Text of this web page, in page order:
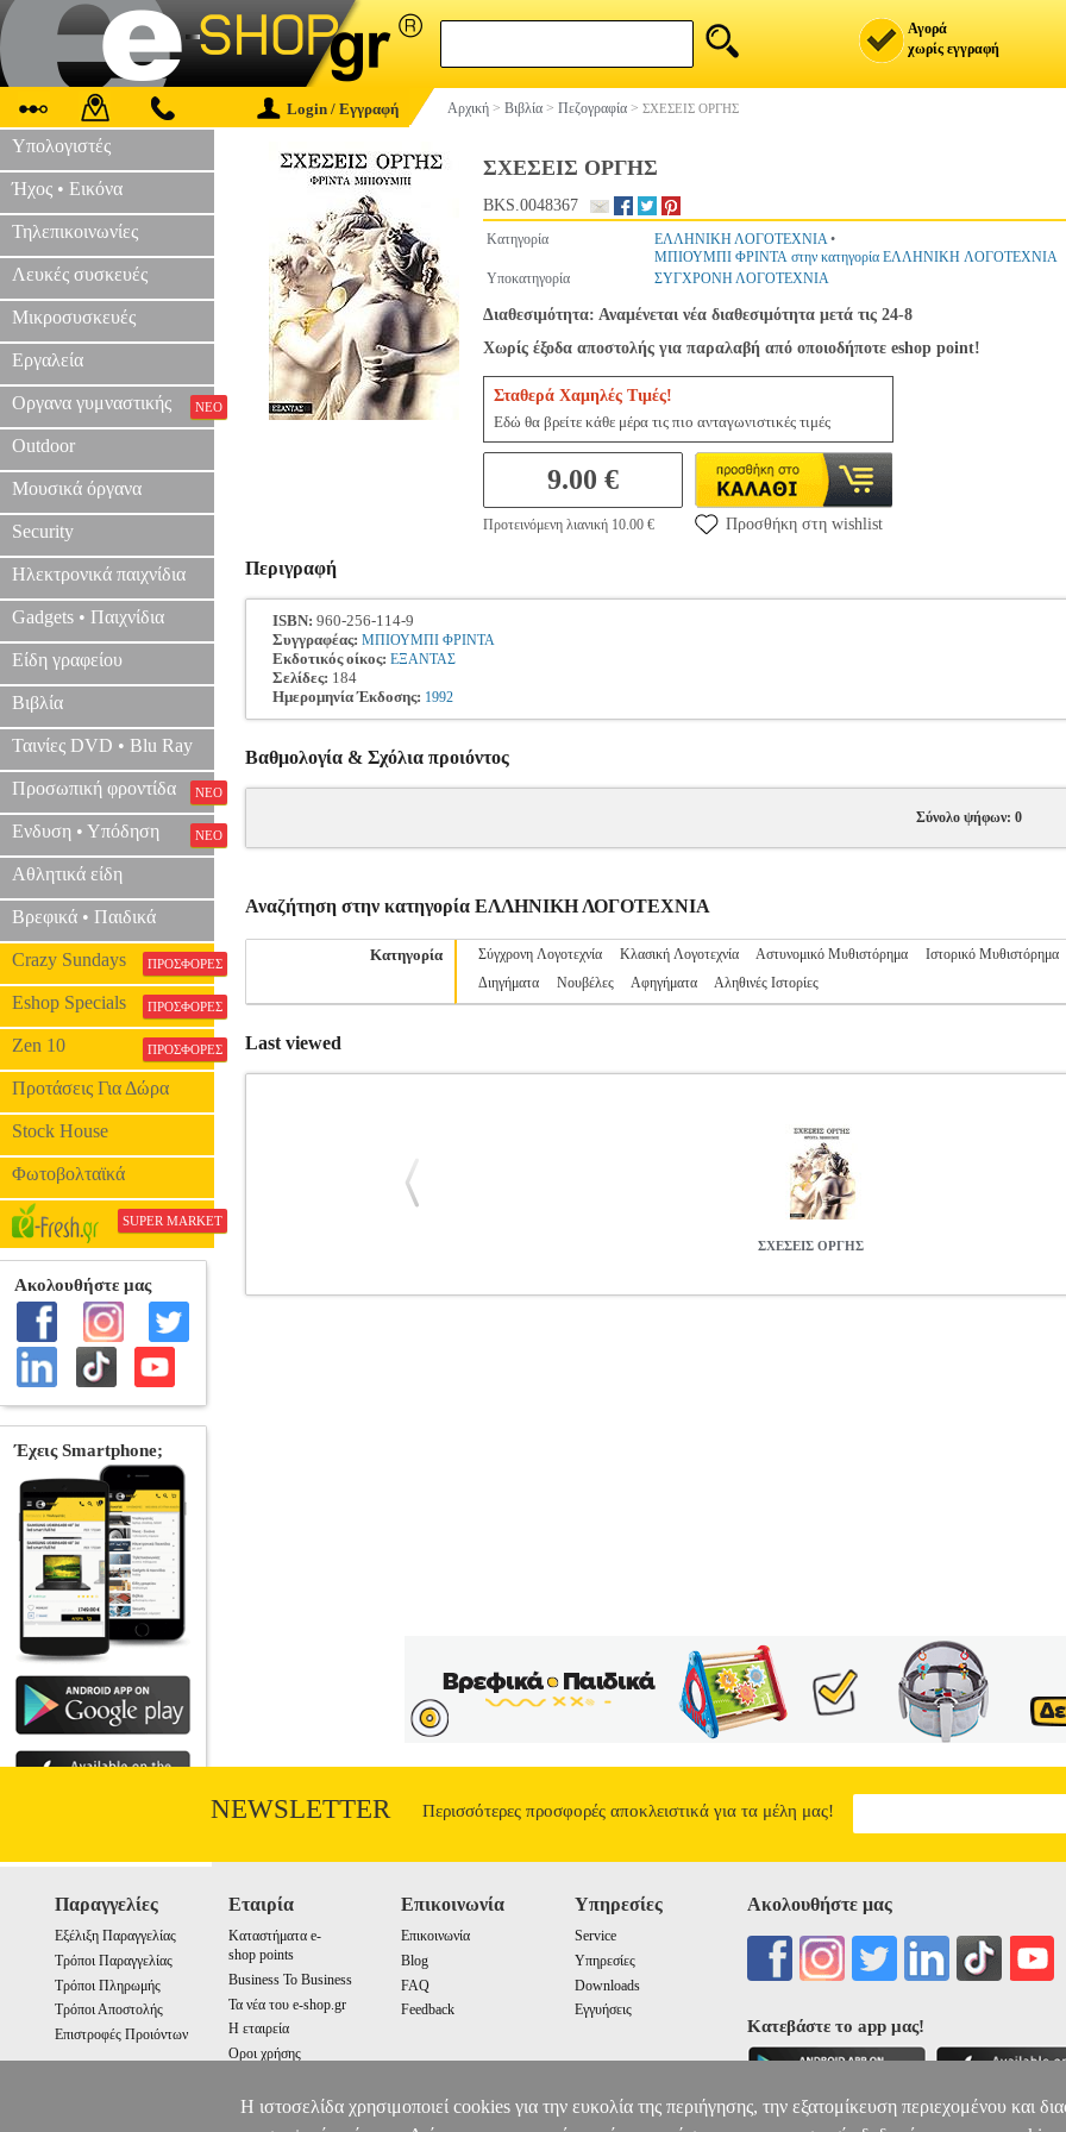
Αγορά
χωρίς εγγραφή
Login / Εγγραφή Αρχική > Βιβλία > Πεζογραφία > ΣΧΕΣΕΙΣ ΟΡΓΗΣ
Υπολογιστές
Ήχος • Εικόνα
Τηλεπικοινωνίες
Λευκές συσκευές
Μικροσυσκευές
Εργαλεία
Οργανα γυμναστικής ΝΕΟ
Outdoor
Μουσικά όργανα
Security
Ηλεκτρονικά παιχνίδια
Gadgets • Παιχνίδια
Είδη γραφείου
Βιβλία
Ταινίες DVD • Blu Ray
Προσωπική φροντίδα ΝΕΟ
Ενδυση • Υπόδηση ΝΕΟ
Αθλητικά είδη
Βρεφικά • Παιδικά
Crazy Sundays ΠΡΟΣΦΟΡΕΣ
Eshop Specials ΠΡΟΣΦΟΡΕΣ
Zen 10 ΠΡΟΣΦΟΡΕΣ
Προτάσεις Για Δώρα
Stock House
Φωτοβολταϊκά
SUPER MARKET
ΣΧΕΣΕΙΣ ΟΡΓΗΣ
BKS.0048367
Κατηγορία ΕΛΛΗΝΙΚΗ ΛΟΓΟΤΕΧΝΙΑ•
ΜΠΙΟΥΜΠΙ ΦΡΙΝΤΑ στην κατηγορία ΕΛΛΗΝΙΚΗ ΛΟΓΟΤΕΧΝΙΑ
Υποκατηγορία
ΣΥΓΧΡΟΝΗ ΛΟΓΟΤΕΧΝΙΑ
Διαθεσιμότητα: Αναμένεται νέα διαθεσιμότητα μετά τις 24-8
Χωρίς έξοδα αποστολής για παραλαβή από οποιοδήποτε eshop point!
Σταθερά Χαμηλές Τιμές!
Εδώ θα βρείτε κάθε μέρα τις πιο ανταγωνιστικές τιμές
9.00 €
Προτεινόμενη λιανική 10.00 € Προσθήκη στη wishlist
Περιγραφή
ISBN: 960-256-114-9
Συγγραφέας: ΜΠΙΟΥΜΠΙ ΦΡΙΝΤΑ
Εκδοτικός οίκος: ΕΞΑΝΤΑΣ
Σελίδες: 184
Ημερομηνία Έκδοσης: 1992
Βαθμολογία & Σχόλια προιόντος
Σύνολο ψήφων: 0
Αναζήτηση στην κατηγορία ΕΛΛΗΝΙΚΗ ΛΟΓΟΤΕΧΝΙΑ
Κατηγορία Σύγχρονη Λογοτεχνία Κλασική Λογοτεχνία Αστυνομικό Μυθιστόρημα Ιστορικό Μυθιστόρημα
Διηγήματα
Νουβέλες Αφηγήματα Αληθινές Ιστορίες
Last viewed
ΣΧΕΣΕΙΣ ΟΡΓΗΣ
NEWSLETTER Περισσότερες προσφορές αποκλειστικά για τα μέλη μας!
Παραγγελίες
Εξέλιξη Παραγγελίας
Τρόποι Παραγγελίας
Τρόποι Πληρωμής
Τρόποι Αποστολής
Επιστροφές Προιόντων
Εταιρία
Καταστήματα e-
shop points
Business To Business
Τα νέα του e-shop.gr
Η εταιρεία
Οροι χρήσης
Επικοινωνία
Επικοινωνία
Blog
FAQ
Feedback
Υπηρεσίες
Service
Υπηρεσίες
Downloads
Εγγυήσεις
Ακολουθήστε μας
Κατεβάστε το app μας!
Η ιστοσελίδα χρησιμοποιεί cookies για την ευκολία της περιήγησης, την εξατομίκευση περιεχομένου και